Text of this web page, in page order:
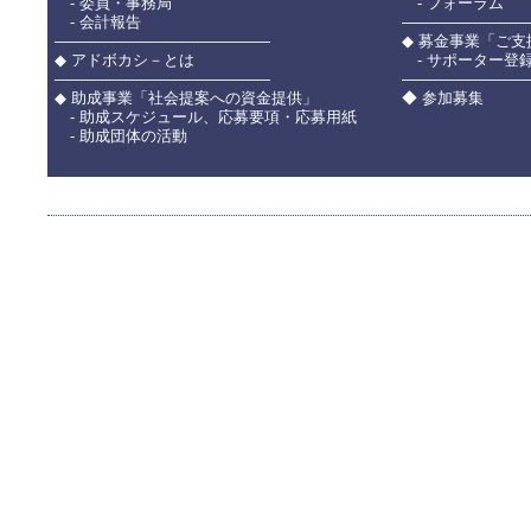
- 会計報告
――――――――――――――
◆ アドボカシ－とは
――――――――――――――
◆ 助成事業「社会提案への資金提供」
- 助成スケジュール、応募要項・応募用紙
- 助成団体の活動
◆ 募金事業「ご支
- サポーター登
◆ 参加募集